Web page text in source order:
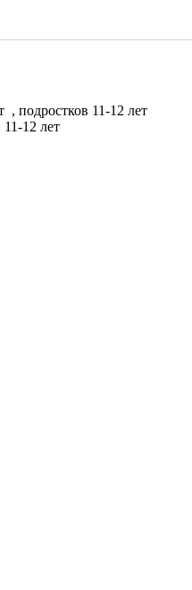
, подростков 11-12 лет
11-12 лет